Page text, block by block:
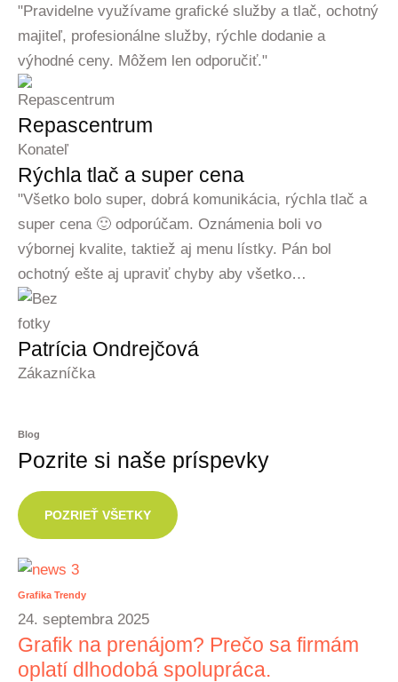
"Pravidelne využívame grafické služby a tlač, ochotný
majiteľ, profesionálne služby, rýchle dodanie a
výhodné ceny. Môžem len odporučiť."
Repascentrum
Konateľ
Rýchla tlač a super cena
"Všetko bolo super, dobrá komunikácia, rýchla tlač a
super cena 🙂 odporúčam. Oznámenia boli vo
výbornej kvalite, taktiež aj menu lístky. Pán bol
ochotný ešte aj upraviť chyby aby všetko…
Patrícia Ondrejčová
Zákazníčka
Blog
Pozrite si naše príspevky
POZRIEŤ VŠETKY
Grafika Trendy
24. septembra 2025
Grafik na prenájom? Prečo sa firmám
oplatí dlhodobá spolupráca.